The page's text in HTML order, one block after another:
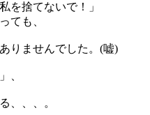
を捨てないで！」
ても、
りませんでした。(嘘)
、
、、、。